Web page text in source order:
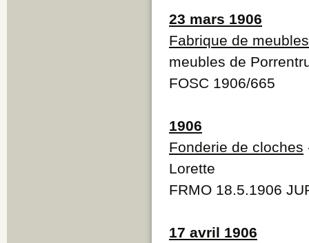
23 mars 1906
Fabrique de
meubles de
FOSC 1906/665
1906
Fonderie de cloches
Lorette
FRMO 18.5.1906
17 avril 1906